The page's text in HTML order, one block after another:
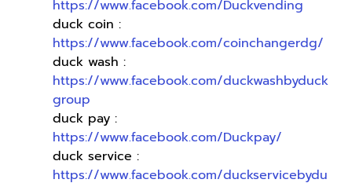
https://www.facebook.com/Duckvending
duck coin :
https://www.facebook.com/coinchangerdg/
duck wash :
https://www.facebook.com/duckwashbyduck
group
duck pay :
https://www.facebook.com/Duckpay/
duck service :
https://www.facebook.com/duckservicebydu